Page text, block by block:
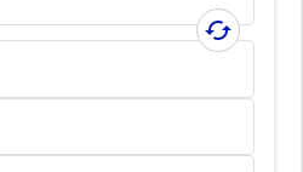
cached